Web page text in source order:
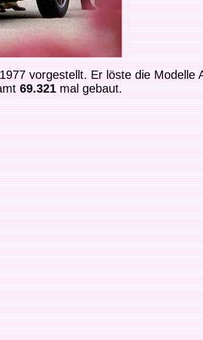
vorgestellt. Er löste die Modelle
69.321mal gebaut.